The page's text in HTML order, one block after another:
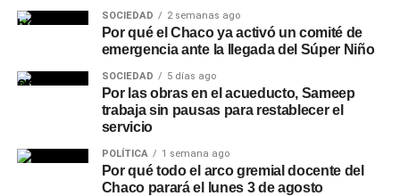
SOCIEDAD 2 semanas ago
Por qué el Chaco ya activó un comité de
emergencia ante la llegada del Súper Niño
SOCIEDAD 5 días ago
Por las obras en el acueducto, Sameep
trabaja sin pausas para restablecer el
servicio
POLÍTICA 1 semana ago
Por qué todo el arco gremial docente del
Chaco parará el lunes 3 de agosto